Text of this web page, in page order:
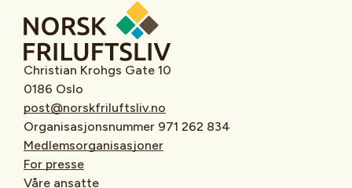
Christian Krohgs Gate 10
0186 Oslo
post@norskfriluftsliv.no
Organisasjonsnummer 971 262 834
Medlemsorganisasjoner
For presse
Våre ansatte